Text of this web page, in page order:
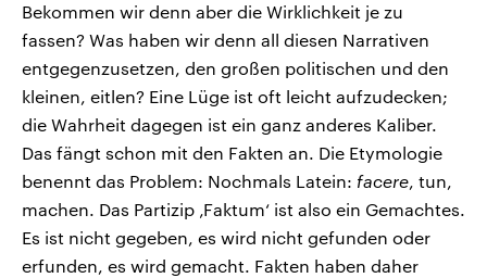
Bekommen wir denn aber die Wirklichkeit je zu
fassen? Was haben wir denn all diesen Narrativen
entgegenzusetzen, den großen politischen und den
kleinen, eitlen? Eine Lüge ist oft leicht aufzudecken;
die Wahrheit dagegen ist ein ganz anderes Kaliber.
Das fängt schon mit den Fakten an. Die Etymologie
benennt das Problem: Nochmals Latein: facere, tun,
machen. Das Partizip ‚Faktum‘ ist also ein Gemachtes.
Es ist nicht gegeben, es wird nicht gefunden oder
erfunden, es wird gemacht. Fakten haben daher